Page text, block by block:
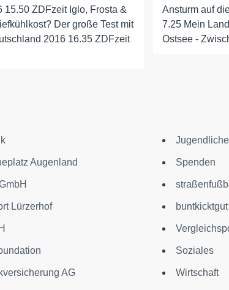
15.50 ZDFzeit Iglo, Frosta &
Der große Test mit
2016 16.35 ZDFzeit
Ansturm auf
7.25 Mein
Ostsee -
Augenland
Lürzerhof
AG
Jugendliche
Spenden
buntkicktgut
Soziales
Wirtschaft